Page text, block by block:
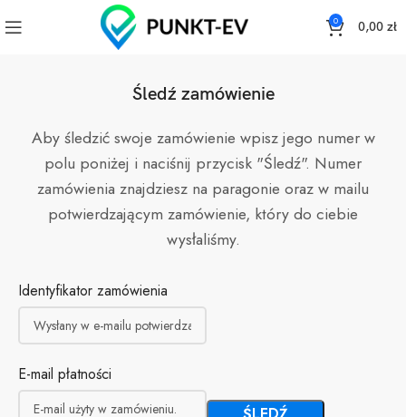
0 0,00 zł
Śledź zamówienie
Aby śledzić swoje zamówienie wpisz jego numer w
polu poniżej i naciśnij przycisk "Śledź". Numer
zamówienia znajdziesz na paragonie oraz w mailu
potwierdzającym zamówienie, który do ciebie
wysłaliśmy.
Identyfikator zamówienia
E-mail płatności